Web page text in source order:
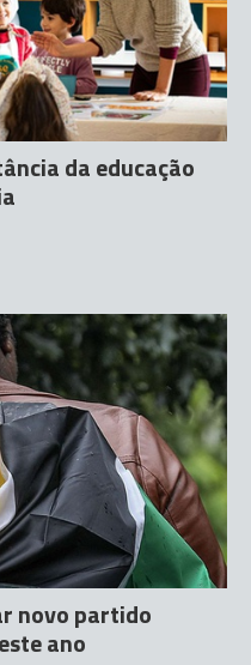
da educação
novo partido
ano